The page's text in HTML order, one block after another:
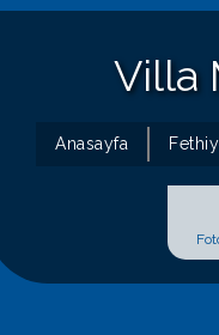
Villa
Anasayfa